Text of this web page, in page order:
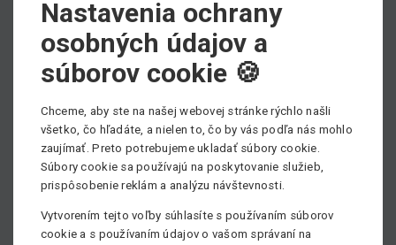
Výber kategórie strojov
Nožnicové plošiny
Max. pracovná výška: 18m
Kĺbové plošiny
Nastavenia ochrany
osobných údajov a
súborov cookie 🍪
Chceme, aby ste na našej webovej stránke rýchlo našli
všetko, čo hľadáte, a nielen to, čo by vás podľa nás mohlo
zaujímať. Preto potrebujeme ukladať súbory cookie.
Súbory cookie sa používajú na poskytovanie služieb,
prispôsobenie reklám a analýzu návštevnosti.
Vytvorením tejto voľby súhlasíte s používaním súborov
cookie a s používaním údajov o vašom správaní na